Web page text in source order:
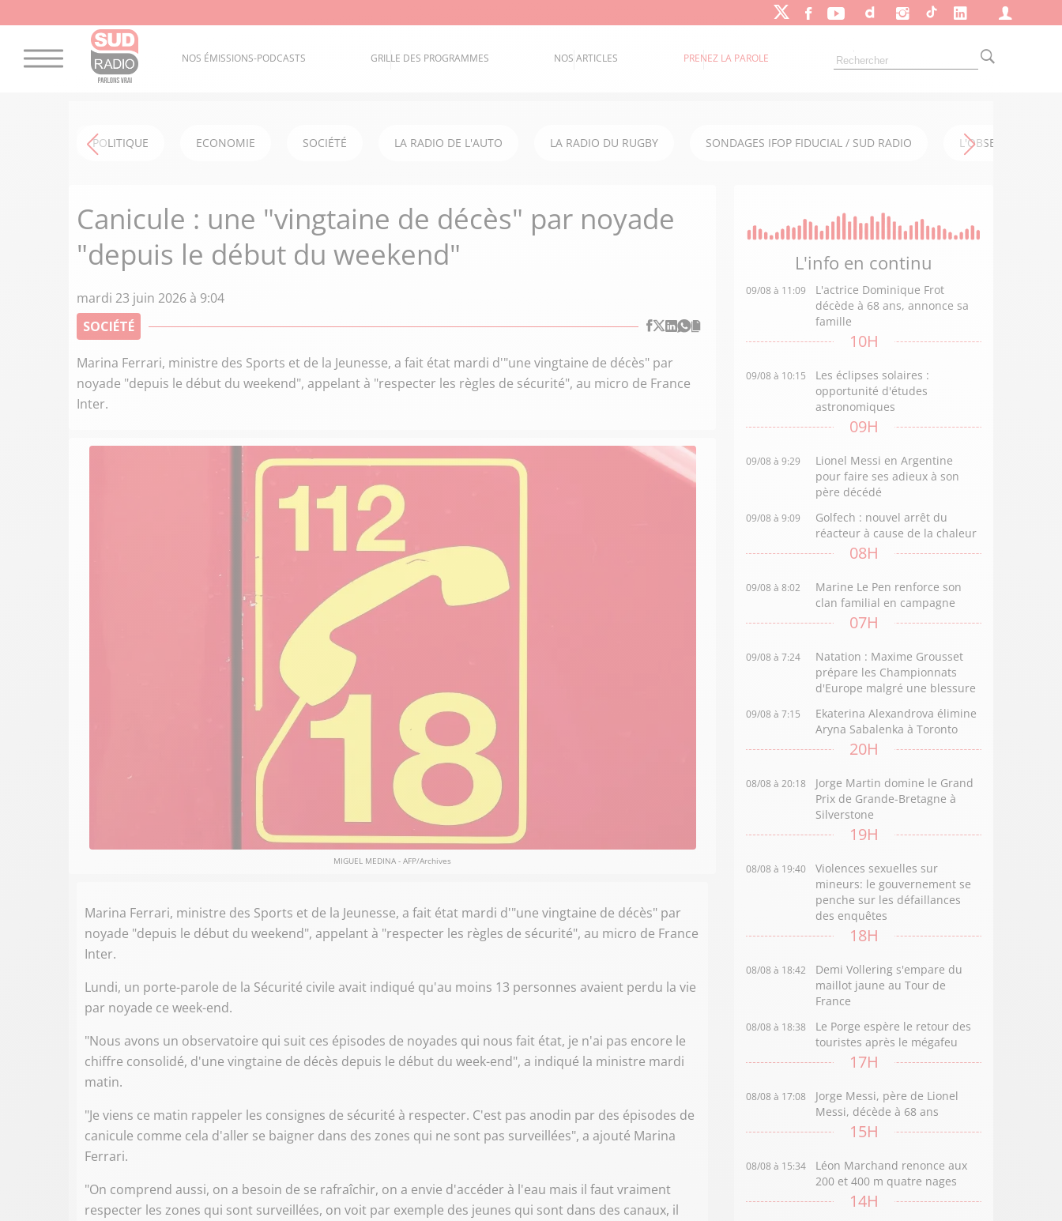
NOS ÉMISSIONS-PODCASTS GRILLE DES PROGRAMMES NOS ARTICLES PRENEZ LA PAROLE
POLITIQUE ECONOMIE SOCIÉTÉ LA RADIO DE L'AUTO LA RADIO DU RUGBY SONDAGES IFOP FIDUCIAL / SUD RADIO L'OBSERVATOIRE
Canicule : une "vingtaine de décès" par noyade
"depuis le début du weekend"
mardi 23 juin 2026 à 9:04
SOCIÉTÉ
Marina Ferrari, ministre des Sports et de la Jeunesse, a fait état mardi d'"une vingtaine de décès" par
noyade "depuis le début du weekend", appelant à "respecter les règles de sécurité", au micro de France
Inter.
MIGUEL MEDINA - AFP/Archives
Marina Ferrari, ministre des Sports et de la Jeunesse, a fait état mardi d'"une vingtaine de décès" par
noyade "depuis le début du weekend", appelant à "respecter les règles de sécurité", au micro de France
Inter.
Lundi, un porte-parole de la Sécurité civile avait indiqué qu'au moins 13 personnes avaient perdu la vie
par noyade ce week-end.
"Nous avons un observatoire qui suit ces épisodes de noyades qui nous fait état, je n'ai pas encore le
chiffre consolidé, d'une vingtaine de décès depuis le début du week-end", a indiqué la ministre mardi
matin.
"Je viens ce matin rappeler les consignes de sécurité à respecter. C'est pas anodin par des épisodes de
canicule comme cela d'aller se baigner dans des zones qui ne sont pas surveillées", a ajouté Marina
Ferrari.
"On comprend aussi, on a besoin de se rafraîchir, on a envie d'accéder à l'eau mais il faut vraiment
respecter les zones qui sont surveillées, on voit par exemple des jeunes qui sont dans des canaux, il
L'info en continu
09/08 à 11:09
L'actrice Dominique Frot
décède à 68 ans, annonce sa
famille
10H
09/08 à 10:15
Les éclipses solaires :
opportunité d'études
astronomiques
09H
09/08 à 9:29
Lionel Messi en Argentine
pour faire ses adieux à son
père décédé
09/08 à 9:09
Golfech : nouvel arrêt du
réacteur à cause de la chaleur
08H
09/08 à 8:02
Marine Le Pen renforce son
clan familial en campagne
07H
09/08 à 7:24
Natation : Maxime Grousset
prépare les Championnats
d'Europe malgré une blessure
09/08 à 7:15
Ekaterina Alexandrova élimine
Aryna Sabalenka à Toronto
20H
08/08 à 20:18
Jorge Martin domine le Grand
Prix de Grande-Bretagne à
Silverstone
19H
08/08 à 19:40
Violences sexuelles sur
mineurs: le gouvernement se
penche sur les défaillances
des enquêtes
18H
08/08 à 18:42
Demi Vollering s'empare du
maillot jaune au Tour de
France
08/08 à 18:38
Le Porge espère le retour des
touristes après le mégafeu
17H
08/08 à 17:08
Jorge Messi, père de Lionel
Messi, décède à 68 ans
15H
08/08 à 15:34
Léon Marchand renonce aux
200 et 400 m quatre nages
14H